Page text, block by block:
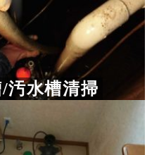
汚水槽清掃